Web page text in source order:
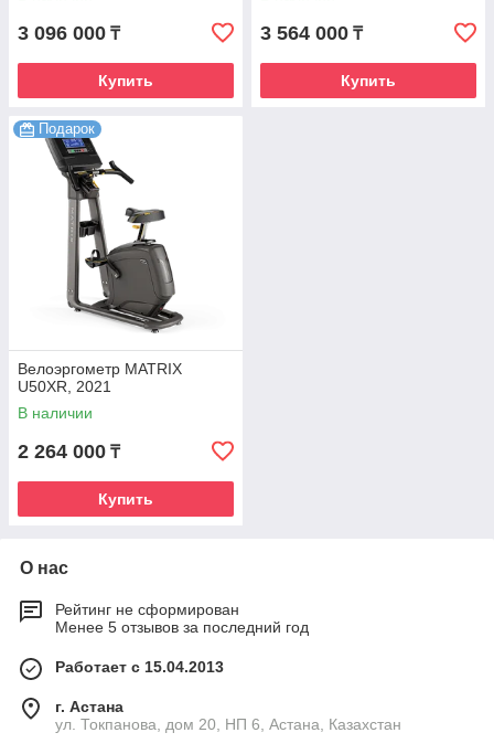
3 096 000 ₸
Купить
3 564 000 ₸
Купить
Подарок
Велоэргометр MATRIX
U50XR, 2021
В наличии
2 264 000 ₸
Купить
О нас
Рейтинг не сформирован
Менее 5 отзывов за последний год
Работает с 15.04.2013
г. Астана
ул. Токпанова, дом 20, НП 6, Астана, Казахстан